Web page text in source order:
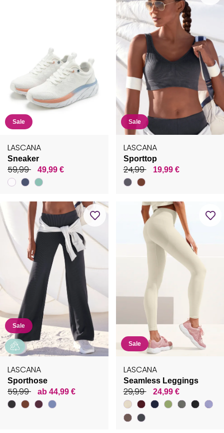
Sale
LASCANA
Sneaker
59,99 49,99 €
Sale
LASCANA
Sporttop
24,99 19,99 €
Sale
LASCANA
Sporthose
59,99 ab 44,99 €
Sale
LASCANA
Seamless Leggings
29,99 24,99 €